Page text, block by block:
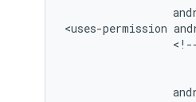
<uses-permission